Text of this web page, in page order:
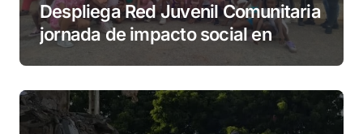
Despliega Red Juvenil Comunitaria
jornada de impacto social en